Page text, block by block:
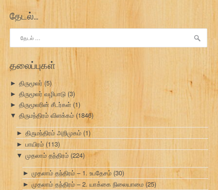
தேடல்…
தேடு:
தலைப்புகள்
► திருமூலர்(5)
► திருமூலர் வழிபாடு (3)
► திருமூலரின் சீடர்கள் (1)
▼ திருமந்திரம் விளக்கம் (1846)
► திருமந்திரம் அறிமுகம் (1)
► பாயிரம் (113)
▼ முதலாம் தந்திரம் (224)
► முதலாம் தந்திரம் – 1. உபதேசம் (30)
► முதலாம் தந்திரம் – 2. யாக்கை நிலையாமை (25)